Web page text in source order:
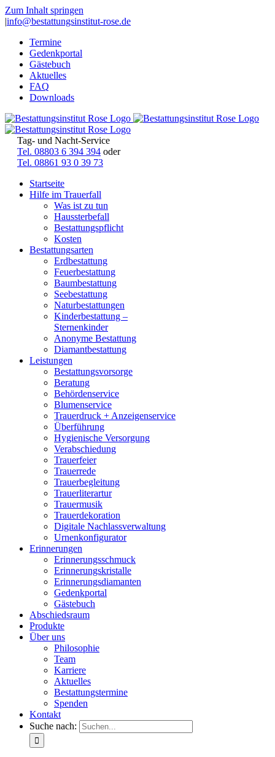
Zum Inhalt springen
|info@bestattungsinstitut-rose.de
Termine
Gedenkportal
Gästebuch
Aktuelles
FAQ
Downloads
Tag- und Nacht-Service
Tel. 08803 6 394 394 oder
Tel. 08861 93 0 39 73
Startseite
Hilfe im Trauerfall
Was ist zu tun
Haussterbefall
Bestattungspflicht
Kosten
Bestattungsarten
Erdbestattung
Feuerbestattung
Baumbestattung
Seebestattung
Naturbestattungen
Kinderbestattung –
Sternenkinder
Anonyme Bestattung
Diamantbestattung
Leistungen
Bestattungsvorsorge
Beratung
Behördenservice
Blumenservice
Trauerdruck + Anzeigenservice
Überführung
Hygienische Versorgung
Verabschiedung
Trauerfeier
Trauerrede
Trauerbegleitung
Trauerliterartur
Trauermusik
Trauerdekoration
Digitale Nachlassverwaltung
Urnenkonfigurator
Erinnerungen
Erinnerungsschmuck
Erinnerungskristalle
Erinnerungsdiamanten
Gedenkportal
Gästebuch
Abschiedsraum
Produkte
Über uns
Philosophie
Team
Karriere
Aktuelles
Bestattungstermine
Spenden
Kontakt
Suche nach: